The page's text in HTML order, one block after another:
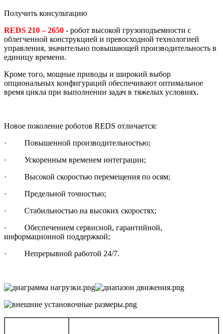
Получить консультацию
REDS 210 – 2650 - робот высокой грузоподъемности с
облегченной конструкцией и превосходной технологией
управления, значительно повышающей производительность в
единицу времени.
Кроме того, мощные приводы и широкий выбор
опциональных конфигураций обеспечивают оптимальное
время цикла при выполнении задач в тяжелых условиях.
Новое поколение роботов REDS отличается:
· Повышенной производительностью;
· Ускоренным временем интеграции;
· Высокой скоростью перемещения по осям;
· Предельной точностью;
· Стабильностью на высоких скоростях;
· Обеспечением сервисной, гарантийной,
информационной поддержкой;
· Непрерывной работой 24/7.